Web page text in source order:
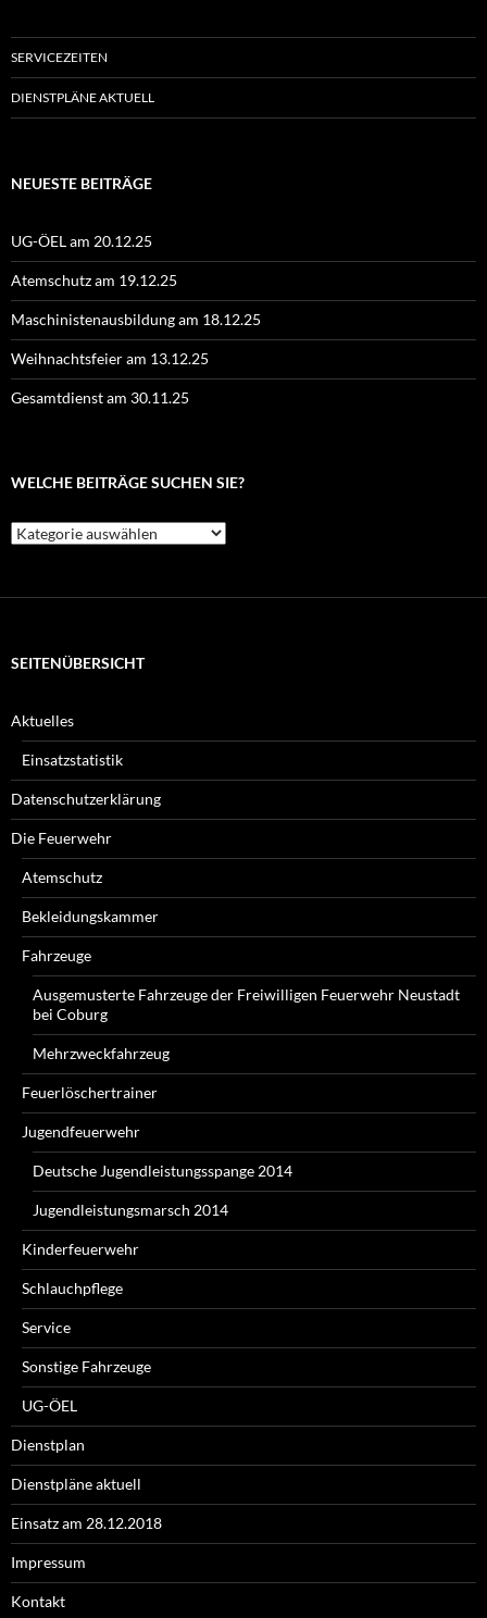
SERVICEZEITEN
DIENSTPLÄNE AKTUELL
NEUESTE BEITRÄGE
UG-ÖEL am 20.12.25
Atemschutz am 19.12.25
Maschinistenausbildung am 18.12.25
Weihnachtsfeier am 13.12.25
Gesamtdienst am 30.11.25
WELCHE BEITRÄGE SUCHEN SIE?
Welche
Beiträge
SEITENÜBERSICHT
Aktuelles
Einsatzstatistik
Datenschutzerklärung
Die Feuerwehr
Atemschutz
Bekleidungskammer
Fahrzeuge
Ausgemusterte Fahrzeuge der Freiwilligen Feuerwehr Neustadt
bei Coburg
Mehrzweckfahrzeug
Feuerlöschertrainer
Jugendfeuerwehr
Deutsche Jugendleistungsspange 2014
Jugendleistungsmarsch 2014
Kinderfeuerwehr
Schlauchpflege
Service
Sonstige Fahrzeuge
UG-ÖEL
Dienstplan
Dienstpläne aktuell
Einsatz am 28.12.2018
Impressum
Kontakt